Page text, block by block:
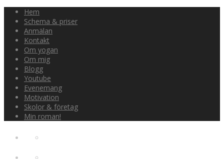
Hem
Schema & priser
Anmälan
Kontakt
Om yogan
Om mig
Blogg
Youtube
Evenemang
Motivation
Skolor & företag
Min roman!